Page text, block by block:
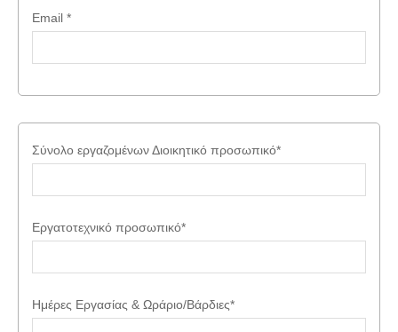
Email *
Σύνολο εργαζομένωνΔιοικητικό προσωπικό*
Εργατοτεχνικό προσωπικό*
Ημέρες Εργασίας & Ωράριο/Βάρδιες*